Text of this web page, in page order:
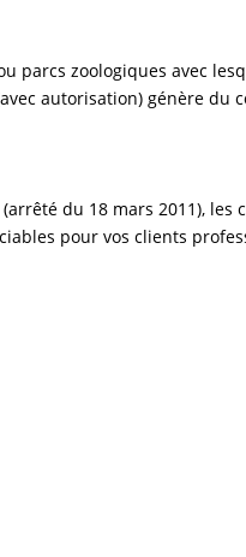
parcs zoologiques avec
autorisation) génère du
du 18 mars 2011), les
pour vos clients